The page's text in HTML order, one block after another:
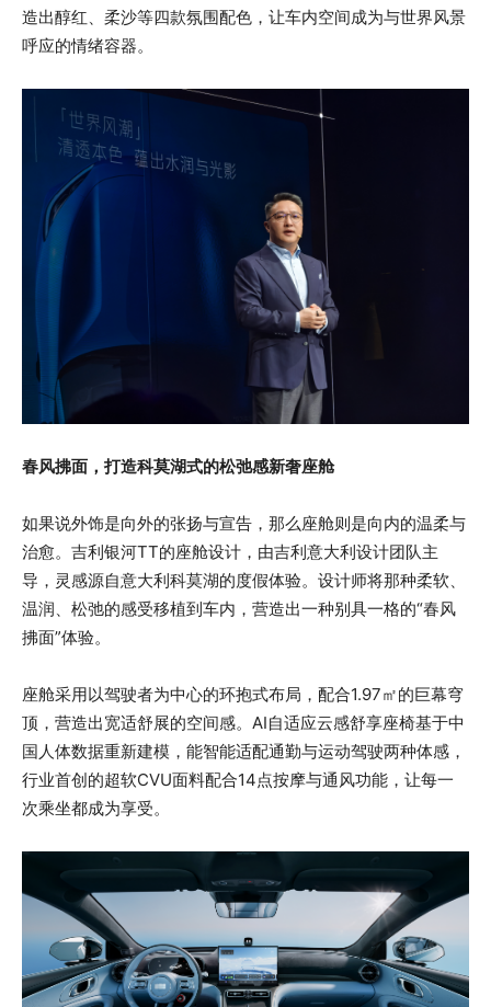
造出醇红、柔沙等四款氛围配色，让车内空间成为与世界风景
呼应的情绪容器。
春风拂面，打造科莫湖式的松弛感新奢座舱
如果说外饰是向外的张扬与宣告，那么座舱则是向内的温柔与
治愈。吉利银河TT的座舱设计，由吉利意大利设计团队主
导，灵感源自意大利科莫湖的度假体验。设计师将那种柔软、
温润、松弛的感受移植到车内，营造出一种别具一格的“春风
拂面”体验。
座舱采用以驾驶者为中心的环抱式布局，配合1.97㎡的巨幕穹
顶，营造出宽适舒展的空间感。AI自适应云感舒享座椅基于中
国人体数据重新建模，能智能适配通勤与运动驾驶两种体感，
行业首创的超软CVU面料配合14点按摩与通风功能，让每一
次乘坐都成为享受。